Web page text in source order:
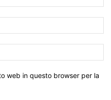
web in questo browser per la